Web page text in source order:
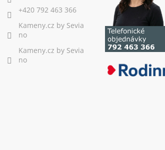
+420 792 463 366
Kameny.cz by Sevia
no
Kameny.cz by Sevia
no